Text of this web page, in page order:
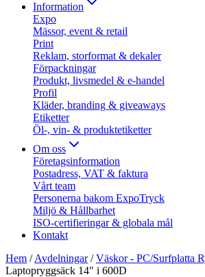
Information
Expo
Mässor, event & retail
Print
Reklam, storformat & dekaler
Förpackningar
Produkt, livsmedel & e-handel
Profil
Kläder, branding & giveaways
Etiketter
Öl-, vin- & produktetiketter
Om oss
Företagsinformation
Postadress, VAT & faktura
Vårt team
Personerna bakom ExpoTryck
Miljö & Hållbarhet
ISO-certifieringar & globala mål
Kontakt
Hem /Avdelningar/Väskor - PC/Surfplatta
Laptopryggsäck 14" i 600D